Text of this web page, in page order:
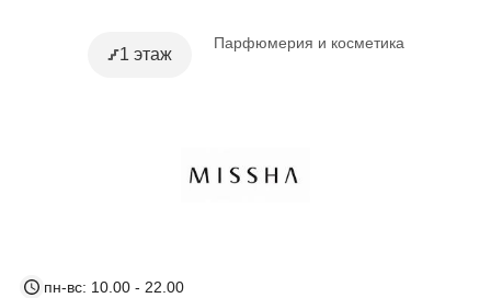
1 этаж
Парфюмерия и косметика
пн-вс: 10.00 - 22.00